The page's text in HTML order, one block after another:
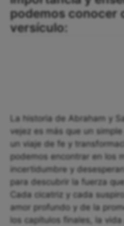
podemos conocer
versículo:
La historia de Abraham y
vejez es más que un
un viaje de fe y
podemos encontrar en los
incertidumbre y
para descubrir la fuerza
Cada cicatriz y cada
amor profundo y de la
los capítulos finales, la